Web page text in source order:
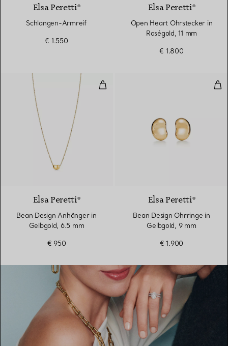
Elsa Peretti®
Schlangen-Armreif
€ 1.550
Elsa Peretti®
Open Heart Ohrstecker in
Roségold, 11 mm
€ 1.800
Bean Design Anhänger in
Elsa Peretti®
Bean Design Anhänger in
Gelbgold, 6.5 mm
€ 950
Elsa Peretti®
Bean Design Ohrringe in
Gelbgold, 9 mm
€ 1.900